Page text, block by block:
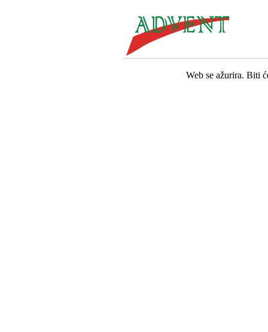
Web se ažurira. Biti